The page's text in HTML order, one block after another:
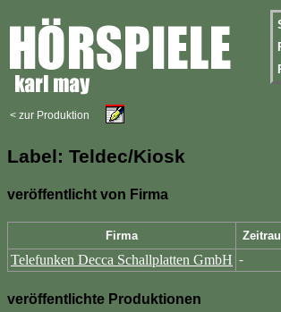
< zur Produktion
Label: Teldec/Kiosk
veröffentlicht von Firma
Firma
Telefunken Decca Schallplatten GmbH -
veröffentlichte Produktionen